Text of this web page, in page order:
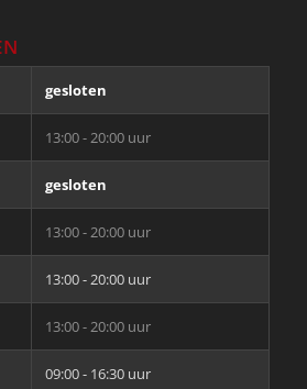
gesloten
13:00 - 20:00 uur
gesloten
13:00 - 20:00 uur
13:00 - 20:00 uur
13:00 - 20:00 uur
09:00 - 16:30 uur